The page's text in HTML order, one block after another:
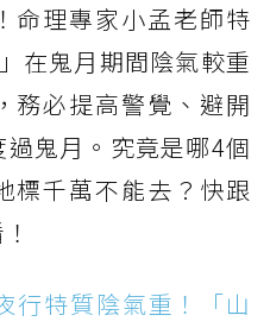
命理專家小孟老師特
在鬼月期間陰氣較重
務必提高警覺、避開
鬼月。究竟是哪4個
標千萬不能去？快跟
行特質陰氣重！「山